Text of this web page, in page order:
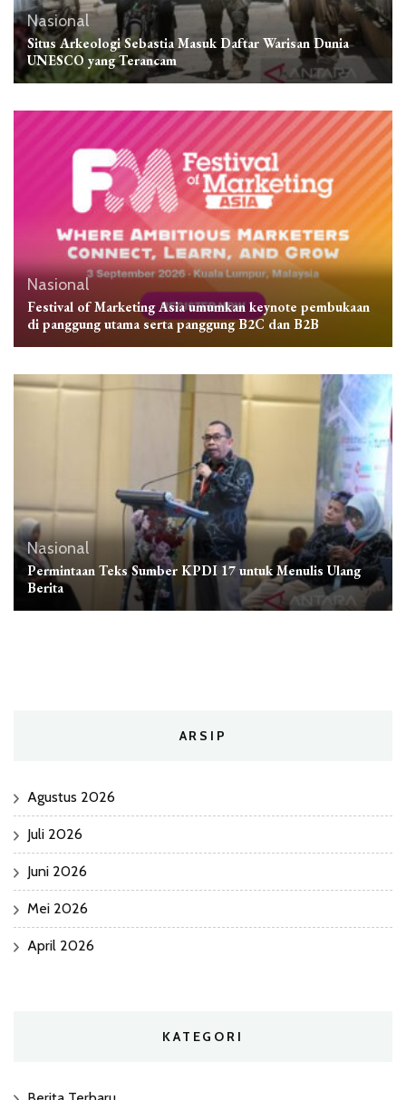
Nasional
Situs Arkeologi Sebastia Masuk Daftar Warisan Dunia
UNESCO yang Terancam
Nasional
Festival of Marketing Asia umumkan keynote pembukaan
di panggung utama serta panggung B2C dan B2B
Nasional
Permintaan Teks Sumber KPDI 17 untuk Menulis Ulang
Berita
ARSIP
Agustus 2026
Juli 2026
Juni 2026
Mei 2026
April 2026
KATEGORI